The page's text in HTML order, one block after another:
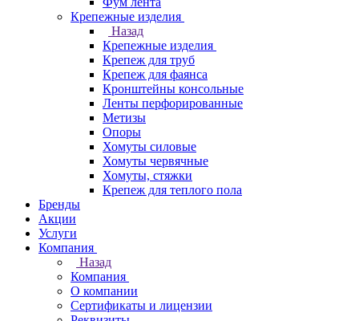
Крепежные изделия
Назад
Крепежные изделия
Крепеж для труб
Крепеж для фаянса
Кронштейны консольные
Ленты перфорированные
Метизы
Опоры
Хомуты силовые
Хомуты червячные
Хомуты, стяжки
Крепеж для теплого пола
Бренды
Акции
Услуги
Компания
Назад
Компания
О компании
Сертификаты и лицензии